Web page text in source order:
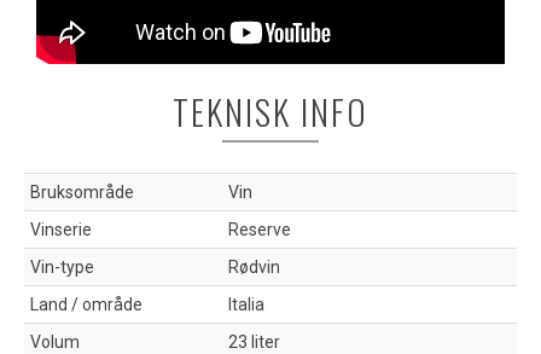
TEKNISK INFO
Bruksområde
Vin
Vinserie
Reserve
Vin-type
Rødvin
Land / område
Italia
Volum
23 liter